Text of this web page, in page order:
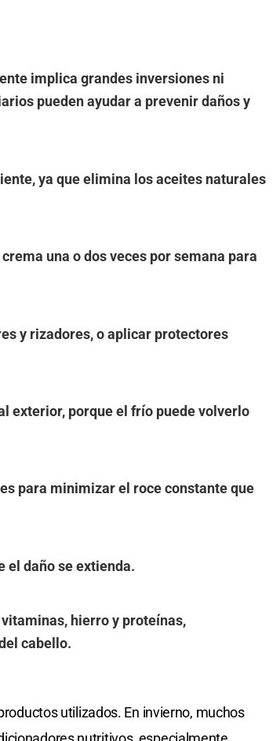
implica grandes inversiones ni
pueden ayudar a prevenir daños y
ya que elimina los aceites naturales
una o dos veces por semana para
y rizadores, o aplicar protectores
exterior, porque el frío puede volverlo
para minimizar el roce constante que
el daño se extienda.
hierro y proteínas,
cabello.
utilizados. En invierno, muchos